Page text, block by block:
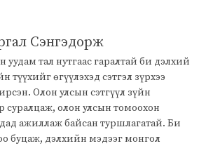
Сэнгэдорж
тал нутгаас гаралтай би дэлхий
түүхийг өгүүлэхэд сэтгэл зүрхээ
Олон улсын сэтгүүл зүйн
суралцаж, олон улсын томоохон
ажиллаж байсан туршлагатай. Би
буцаж, дэлхийн мэдээг монгол